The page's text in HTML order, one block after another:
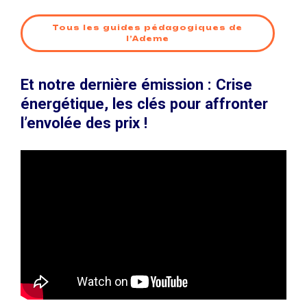
Tous les guides pédagogiques de
l’Ademe
Et notre dernière émission : Crise
énergétique, les clés pour affronter
l’envolée des prix !